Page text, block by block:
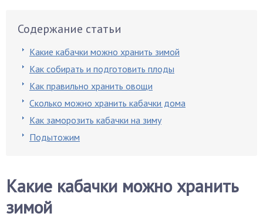
Содержание статьи
Какие кабачки можно хранить зимой
Как собирать и подготовить плоды
Как правильно хранить овощи
Сколько можно хранить кабачки дома
Как заморозить кабачки на зиму
Подытожим
Какие кабачки можно хранить
зимой